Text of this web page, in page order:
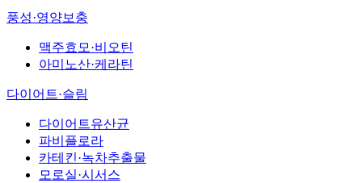
풍성·영양보충
맥주효모·비오틴
아미노산·케라틴
다이어트·슬림
다이어트유산균
파비플로라
카테킨·녹차추출물
모로실·시서스